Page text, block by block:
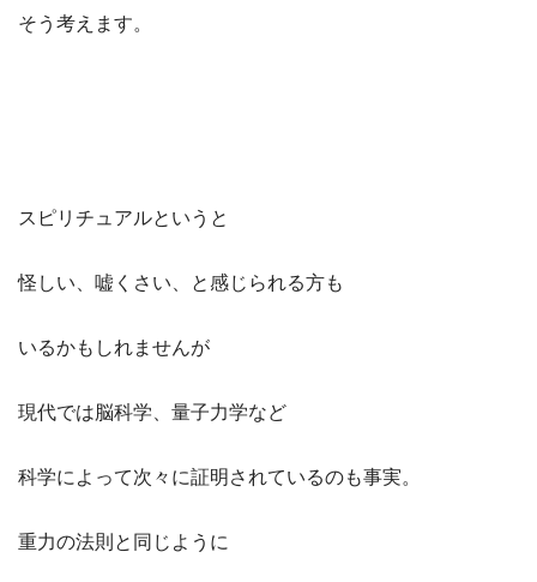
そう考えます。
スピリチュアルというと
怪しい、嘘くさい、と感じられる方も
いるかもしれませんが
現代では脳科学、量子力学など
科学によって次々に証明されているのも事実。
重力の法則と同じように